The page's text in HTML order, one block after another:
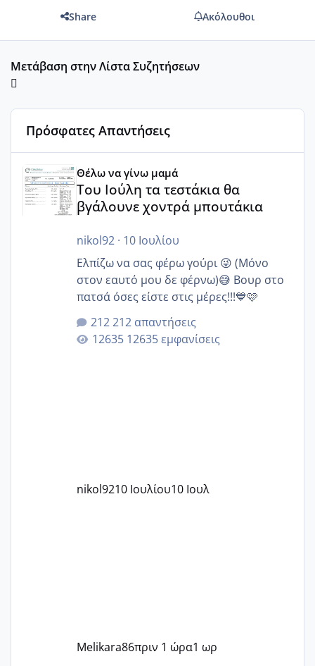
Share Ακόλουθοι
Μετάβαση στην Λίστα Συζητήσεων
Πρόσφατες Απαντήσεις
Θέλω να γίνω μαμά
Του Ιούλη τα τεστάκια θα
βγάλουνε χοντρά μπουτάκια
nikol92· 10 Ιουλίου
Ελπίζω να σας φέρω γούρι 😜 (Μόνο
στον εαυτό μου δε φέρνω)😅 Βουρ στο
πατσά όσες είστε στις μέρες!!!💙🩷
212 απαντήσεις
12635 εμφανίσεις
nikol9210 Ιουλίου10 Ιουλ
Melikara86πριν 1 ώρα1 ωρ